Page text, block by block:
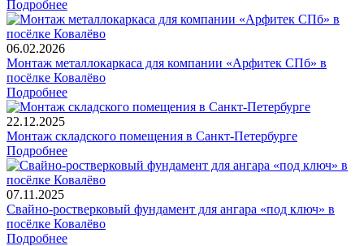
Подробнее
06.02.2026
Монтаж металлокаркаса для компании «Арфитек СПб» в
посёлке Ковалёво
Подробнее
22.12.2025
Монтаж складского помещения в Санкт-Петербурге
Подробнее
07.11.2025
Свайно-ростверковый фундамент для ангара «под ключ» в
посёлке Ковалёво
Подробнее